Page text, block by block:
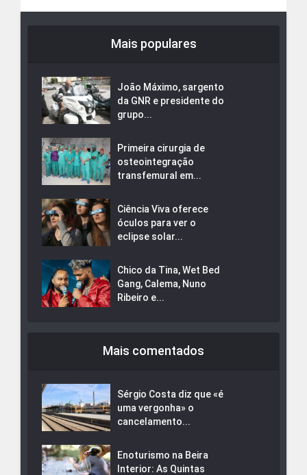
Mais populares
João Máximo, sargento
da GNR e presidente do
grupo...
Primeira cirurgia de
osteointegração
transfemural em...
Ciência Viva oferece
óculos para ver o
eclipse solar...
Chico da Tina, Wet Bed
Gang, Calema, Nuno
Ribeiro e...
Mais comentados
Sérgio Costa diz que «é
uma vergonha» o
cancelamento...
Enoturismo na Beira
Interior: As Quintas